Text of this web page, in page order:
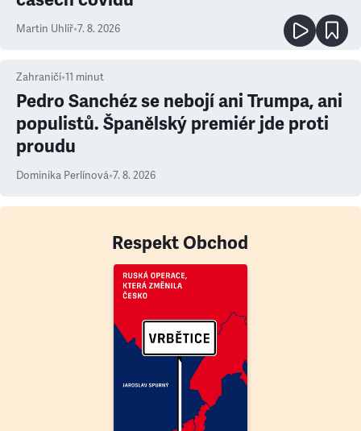
Martin Uhlíř•7. 8. 2026
Zahraničí•11 minut
Pedro Sanchéz se nebojí ani Trumpa, ani
populistů. Španělský premiér jde proti
proudu
Dominika Perlínová•7. 8. 2026
Respekt Obchod